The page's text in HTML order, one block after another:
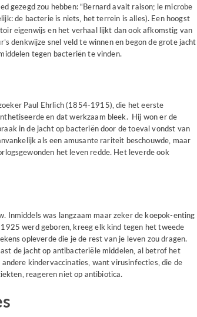
gezegd zou hebben: “Bernard avait raison; le microbe
de bacterie is niets, het terrein is alles). Een hoogst
eigenwijs en het verhaal lijkt dan ook afkomstig van
denkwijze snel veld te winnen en begon de grote jacht
tegen bacteriën te vinden.
Paul Ehrlich (1854-1915), die het eerste
en dat werkzaam bleek. Hij won er de
in de jacht op bacteriën door de toeval vondst van
als een amusante rariteit beschouwde, maar
het leven redde. Het leverde ook
Inmiddels was langzaam maar zeker de koepok-enting
werd geboren, kreeg elk kind tegen het tweede
opleverde die je de rest van je leven zou dragen.
de jacht op antibacteriële middelen, al betrof het
kindervaccinaties, want virusinfecties, die de
reageren niet op antibiotica.